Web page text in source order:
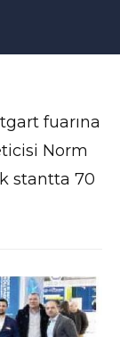
fuarına
Norm
stantta 70